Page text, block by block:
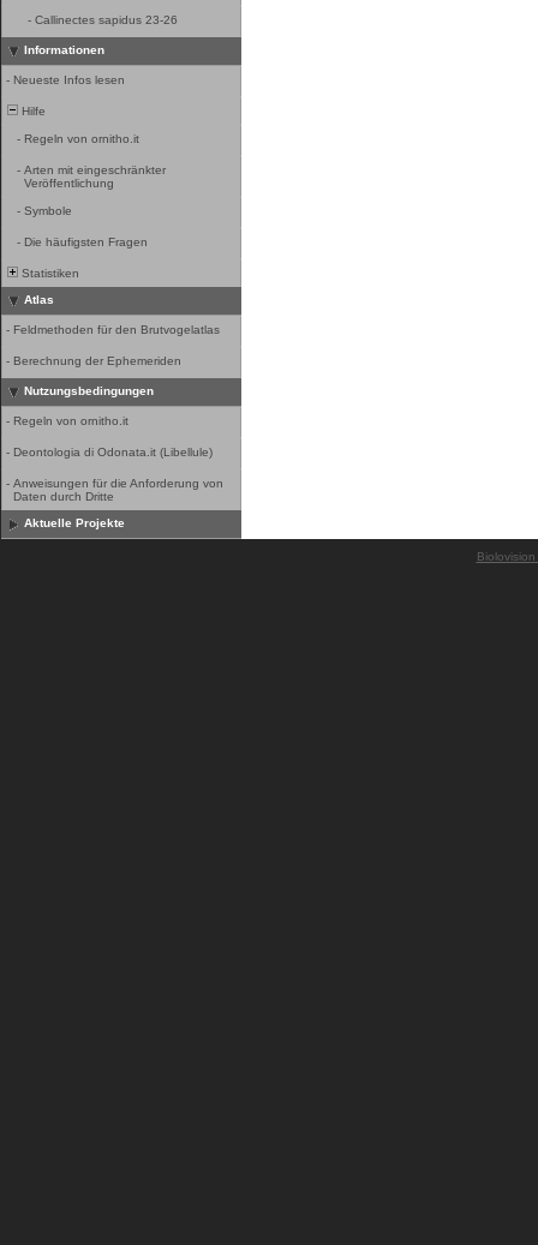
- Callinectes sapidus 23-26
Informationen
- Neueste Infos lesen
Hilfe
- Regeln von ornitho.it
- Arten mit eingeschränkter
Veröffentlichung
- Symbole
- Die häufigsten Fragen
Statistiken
Atlas
- Feldmethoden für den Brutvogelatlas
- Berechnung der Ephemeriden
Nutzungsbedingungen
- Regeln von ornitho.it
- Deontologia di Odonata.it (Libellule)
- Anweisungen für die Anforderung von
Daten durch Dritte
Aktuelle Projekte
Biolovision